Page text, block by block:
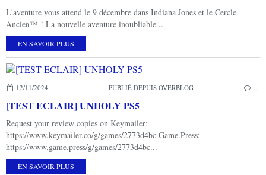
L'aventure vous attend le 9 décembre dans Indiana Jones et le Cercle
Ancien™ ! La nouvelle aventure inoubliable...
EN SAVOIR PLUS
12/11/2024 PUBLIÉ DEPUIS OVERBLOG
[TEST ECLAIR] UNHOLY PS5
Request your review copies on Keymailer:
https://www.keymailer.co/g/games/2773d4bc Game.Press:
https://www.game.press/g/games/2773d4bc...
EN SAVOIR PLUS